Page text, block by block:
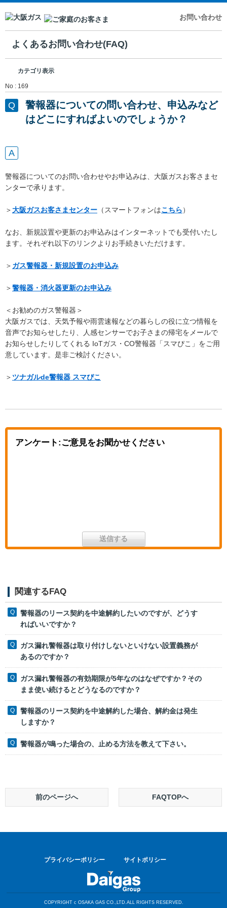
お問い合わせ
よくあるお問い合わせ(FAQ)
カテゴリ表示
No : 169
警報器についての問い合わせ、申込みなど
はどこにすればよいのでしょうか？
警報器についてのお問い合わせやお申込みは、大阪ガスお客さまセ
ンターで承ります。
＞大阪ガスお客さまセンター （スマートフォンはこちら）
なお、新規設置や更新のお申込みはインターネットでも受付いたし
ます。それぞれ以下のリンクよりお手続きいただけます。
＞ ガス警報器・新規設置のお申込み
＞警報器・消火器更新のお申込み
＜お勧めのガス警報器＞
大阪ガスでは、天気予報や雨雲速報などの暮らしの役に立つ情報を
音声でお知らせしたり、人感センサーでお子さまの帰宅をメールで
お知らせしたりしてくれる IoTガス・CO警報器「スマぴこ」をご用
意しています。是非ご検討ください。
＞ ツナガルde警報器 スマぴこ
アンケート:ご意見をお聞かせください
関連するFAQ
警報器のリース契約を中途解約したいのですが、どうす
ればいいですか？
ガス漏れ警報器は取り付けしないといけない設置義務が
あるのですか？
ガス漏れ警報器の有効期限が5年なのはなぜですか？その
まま使い続けるとどうなるのですか？
警報器のリース契約を中途解約した場合、解約金は発生
しますか？
警報器が鳴った場合の、止める方法を教えて下さい。
前のページへ FAQTOPへ
プライバシーポリシー サイトポリシー
COPYRIGHT c OSAKA GAS CO.,LTD.ALL RIGHTS RESERVED.